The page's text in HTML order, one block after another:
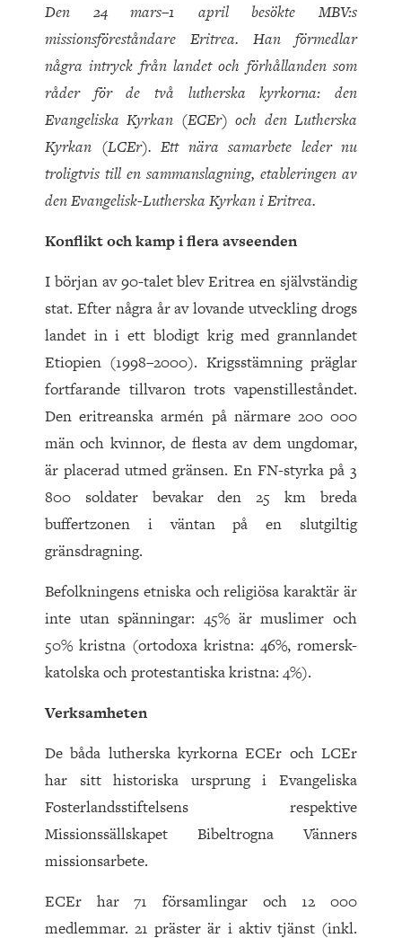
Den 24 mars–1 april besökte MBV:s
missionsföreståndare Eritrea. Han förmedlar
några intryck från landet och förhållanden som
råder för de två lutherska kyrkorna: den
Evangeliska Kyrkan (ECEr) och den Lutherska
Kyrkan (LCEr). Ett nära samarbete leder nu
troligtvis till en sammanslagning, etableringen av
den Evangelisk-Lutherska Kyrkan i Eritrea.
Konflikt och kamp i flera avseenden
I början av 90-talet blev Eritrea en självständig
stat. Efter några år av lovande utveckling drogs
landet in i ett blodigt krig med grannlandet
Etiopien (1998–2000). Krigsstämning präglar
fortfarande tillvaron trots vapenstilleståndet.
Den eritreanska armén på närmare 200 000
män och kvinnor, de flesta av dem ungdomar,
är placerad utmed gränsen. En FN-styrka på 3
800 soldater bevakar den 25 km breda
buffertzonen i väntan på en slutgiltig
gränsdragning.
Befolkningens etniska och religiösa karaktär är
inte utan spänningar: 45% är muslimer och
50% kristna (ortodoxa kristna: 46%, romersk-
katolska och protestantiska kristna: 4%).
Verksamheten
De båda lutherska kyrkorna ECEr och LCEr
har sitt historiska ursprung i Evangeliska
Fosterlandsstiftelsens respektive
Missionssällskapet Bibeltrogna Vänners
missionsarbete.
ECEr har 71 församlingar och 12 000
medlemmar. 21 präster är i aktiv tjänst (inkl.